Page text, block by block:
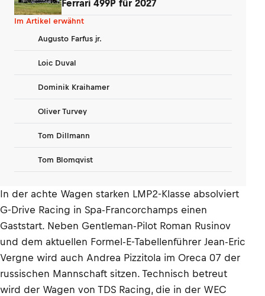
Ferrari 499P für 2027
Im Artikel erwähnt
Augusto Farfus jr.
Loic Duval
Dominik Kraihamer
Oliver Turvey
Tom Dillmann
Tom Blomqvist
In der achte Wagen starken LMP2-Klasse absolviert
G-Drive Racing in Spa-Francorchamps einen
Gaststart. Neben Gentleman-Pilot Roman Rusinov
und dem aktuellen Formel-E-Tabellenführer Jean-Eric
Vergne wird auch Andrea Pizzitola im Oreca 07 der
russischen Mannschaft sitzen. Technisch betreut
wird der Wagen von TDS Racing, die in der WEC